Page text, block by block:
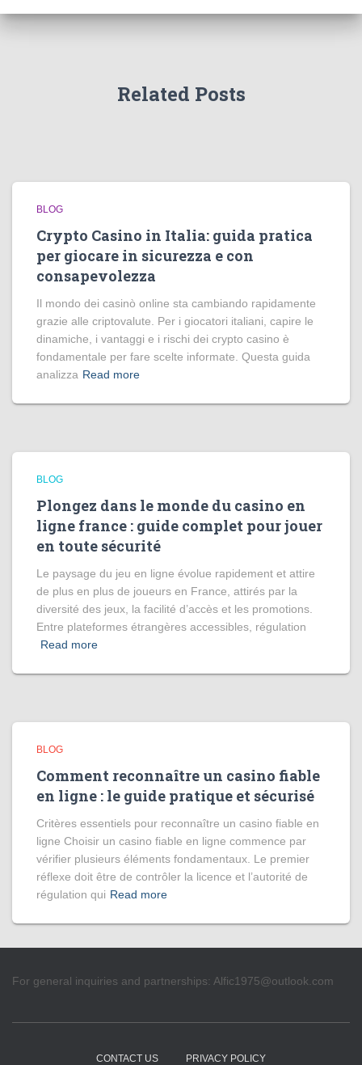
Related Posts
BLOG
Crypto Casino in Italia: guida pratica
per giocare in sicurezza e con
consapevolezza
Il mondo dei casinò online sta cambiando rapidamente
grazie alle criptovalute. Per i giocatori italiani, capire le
dinamiche, i vantaggi e i rischi dei crypto casino è
fondamentale per fare scelte informate. Questa guida
analizza Read more
BLOG
Plongez dans le monde du casino en
ligne france : guide complet pour jouer
en toute sécurité
Le paysage du jeu en ligne évolue rapidement et attire
de plus en plus de joueurs en France, attirés par la
diversité des jeux, la facilité d’accès et les promotions.
Entre plateformes étrangères accessibles, régulation
Read more
BLOG
Comment reconnaître un casino fiable
en ligne : le guide pratique et sécurisé
Critères essentiels pour reconnaître un casino fiable en
ligne Choisir un casino fiable en ligne commence par
vérifier plusieurs éléments fondamentaux. Le premier
réflexe doit être de contrôler la licence et l’autorité de
régulation qui Read more
For general inquiries and partnerships: Alfic1975@outlook.com
CONTACT US PRIVACY POLICY